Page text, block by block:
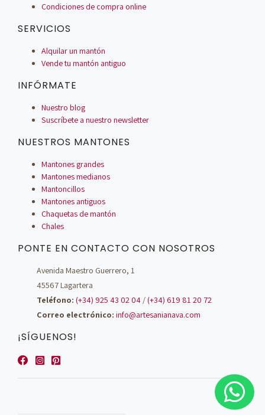
Condiciones de compra online
SERVICIOS
Alquilar un mantón
Vende tu mantón antiguo
INFÓRMATE
Nuestro blog
Suscríbete a nuestro newsletter
NUESTROS MANTONES
Mantones grandes
Mantones medianos
Mantoncillos
Mantones antiguos
Chaquetas de mantón
Chales
PONTE EN CONTACTO CON NOSOTROS
Avenida Maestro Guerrero, 1
45567 Lagartera
Teléfono: (+34) 925 43 02 04 /(+34) 619 81 20 72
Correo electrónico: info@artesanianava.com
¡SÍGUENOS!